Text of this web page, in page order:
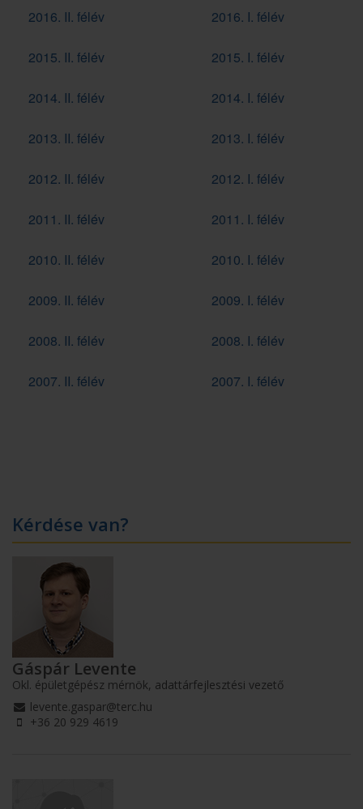
2016. II. félév 2016. I. félév
2015. II. félév 2015. I. félév
2014. II. félév 2014. I. félév
2013. II. félév 2013. I. félév
2012. II. félév 2012. I. félév
2011. II. félév 2011. I. félév
2010. II. félév 2010. I. félév
2009. II. félév 2009. I. félév
2008. II. félév 2008. I. félév
2007. II. félév 2007. I. félév
Kérdése van?
Gáspár Levente
Okl. épületgépész mérnök, adattárfejlesztési vezető
levente.gaspar@terc.hu
+36 20 929 4619